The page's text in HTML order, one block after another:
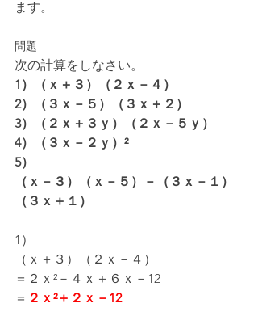
ます。
問題
次の計算をしなさい。
1）（ｘ＋３）（２ｘ－４）
2）（３ｘ－５）（３ｘ＋２）
3）（２ｘ＋３ｙ）（２ｘ－５ｙ）
4）（３ｘ－２ｙ）²
5）
（ｘ－３）（ｘ－５）－（３ｘ－１）
（３ｘ＋１）
1）
（ｘ＋３）（２ｘ－４）
＝２ｘ²－４ｘ＋６ｘ－12
＝ ２ｘ²＋２ｘ－12